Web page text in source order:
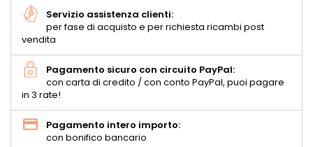
Servizio assistenza clienti:
per fase di acquisto e per richiesta ricambi post
vendita
Pagamento sicuro con circuito PayPal:
con carta di credito / con conto PayPal, puoi pagare
in 3 rate!
Pagamento intero importo:
con bonifico bancario